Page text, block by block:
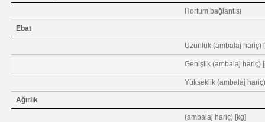
Hortum bağlantısı
Ebat
Uzunluk (ambalaj hariç)
Genişlik (ambalaj hariç)
Yükseklik (ambalaj
Ağırlık
(ambalaj hariç) [kg]